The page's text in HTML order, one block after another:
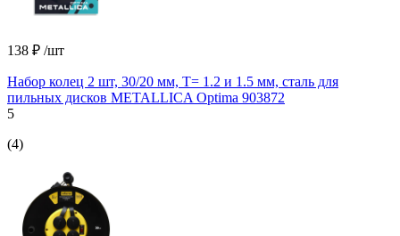
138 ₽ /шт
Набор колец 2 шт, 30/20 мм, Т= 1.2 и 1.5 мм, сталь для
пильных дисков METALLICA Optima 903872
5
(4)